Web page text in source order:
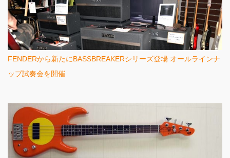
FENDERから新たにBASSBREAKERシリーズ登場 オールラインナ
ップ試奏会を開催